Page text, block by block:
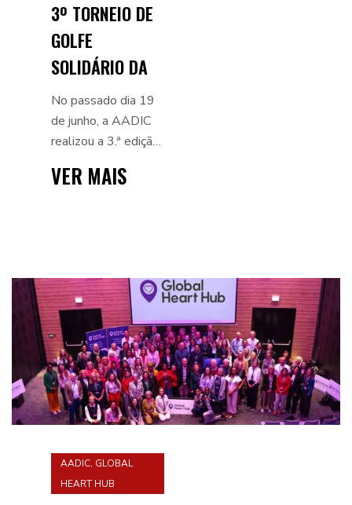
3º TORNEIO DE
GOLFE
SOLIDÁRIO DA
AADIC VOLTA A
SER UM
SUCESSO
No passado dia 19
de junho, a AADIC
realizou a 3.ª edição
Golfe Solidário,
VER MAIS
AADIC, GLOBAL
HEART HUB